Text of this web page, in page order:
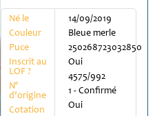
Né le
Couleur
Puce
Inscrit au
LOF ?
N°
d’origine
Cotation
14/09/2019
Bleue merle
250268723032850
Oui
4575/992
1 - Confirmé
Oui